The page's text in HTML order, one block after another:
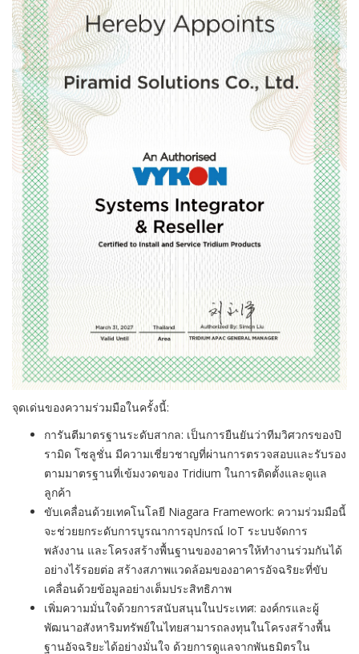
จุดเด่นของความร่วมมือในครั้งนี้:
การันตีมาตรฐานระดับสากล: เป็นการยืนยันว่าทีมวิศวกรของปิ
รามิด โซลูชั่น มีความเชี่ยวชาญที่ผ่านการตรวจสอบและรับรอง
ตามมาตรฐานที่เข้มงวดของ Tridium ในการติดตั้งและดูแล
ลูกค้า
ขับเคลื่อนด้วยเทคโนโลยี Niagara Framework: ความร่วมมือนี้
จะช่วยยกระดับการบูรณาการอุปกรณ์ IoT ระบบจัดการ
พลังงาน และโครงสร้างพื้นฐานของอาคารให้ทำงานร่วมกันได้
อย่างไร้รอยต่อ สร้างสภาพแวดล้อมของอาคารอัจฉริยะที่ขับ
เคลื่อนด้วยข้อมูลอย่างเต็มประสิทธิภาพ
เพิ่มความมั่นใจด้วยการสนับสนุนในประเทศ: องค์กรและผู้
พัฒนาอสังหาริมทรัพย์ในไทยสามารถลงทุนในโครงสร้างพื้น
ฐานอัจฉริยะได้อย่างมั่นใจ ด้วยการดูแลจากพันธมิตรใน